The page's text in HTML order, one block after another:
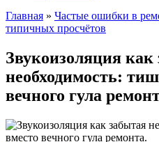
Главная » Частые ошибки в
типичных просчётов
Звукоизоляция как
необходимость:
вечного гула